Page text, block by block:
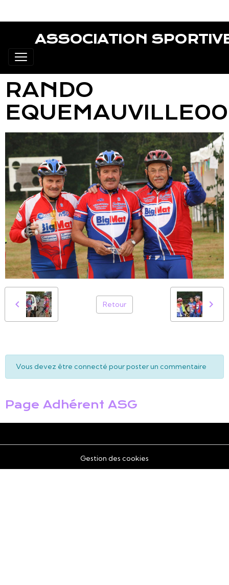
ASSOCIATION
RANDO
Retour
Vous devez être connecté pour poster un commentaire
Page Adhérent ASG
Gestion des cookies